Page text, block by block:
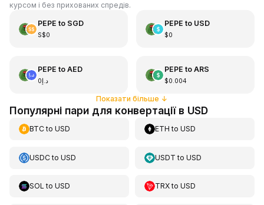
курсом і без прихованих спредів.
PEPE to SGD
S$0
PEPE to USD
$0
PEPE to AED
د.إ0
PEPE to ARS
$0.004
Показати більше ↓
Популярні пари для конвертації в USD
BTCto USD ETH toUSD
USDCto USD USDT toUSD
SOL to USD TRXtoUSD